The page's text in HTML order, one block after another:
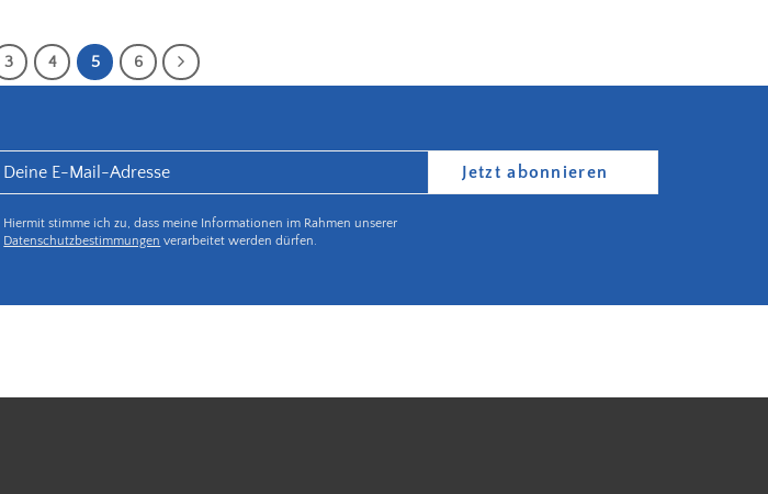
3 4 5 6
Hiermit stimme ich zu, dass meine Informationen im Rahmen unserer
Datenschutzbestimmungen verarbeitet werden dürfen.
Jetzt abonnieren